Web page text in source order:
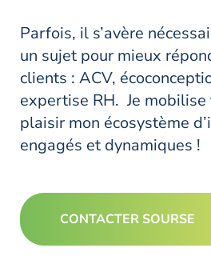
Parfois, il s’avère
un sujet pour mieux
clients : ACV,
expertise RH. Je mobilise
plaisir mon écosystème
engagés et dynamiques !
CONTACTER SOURSE